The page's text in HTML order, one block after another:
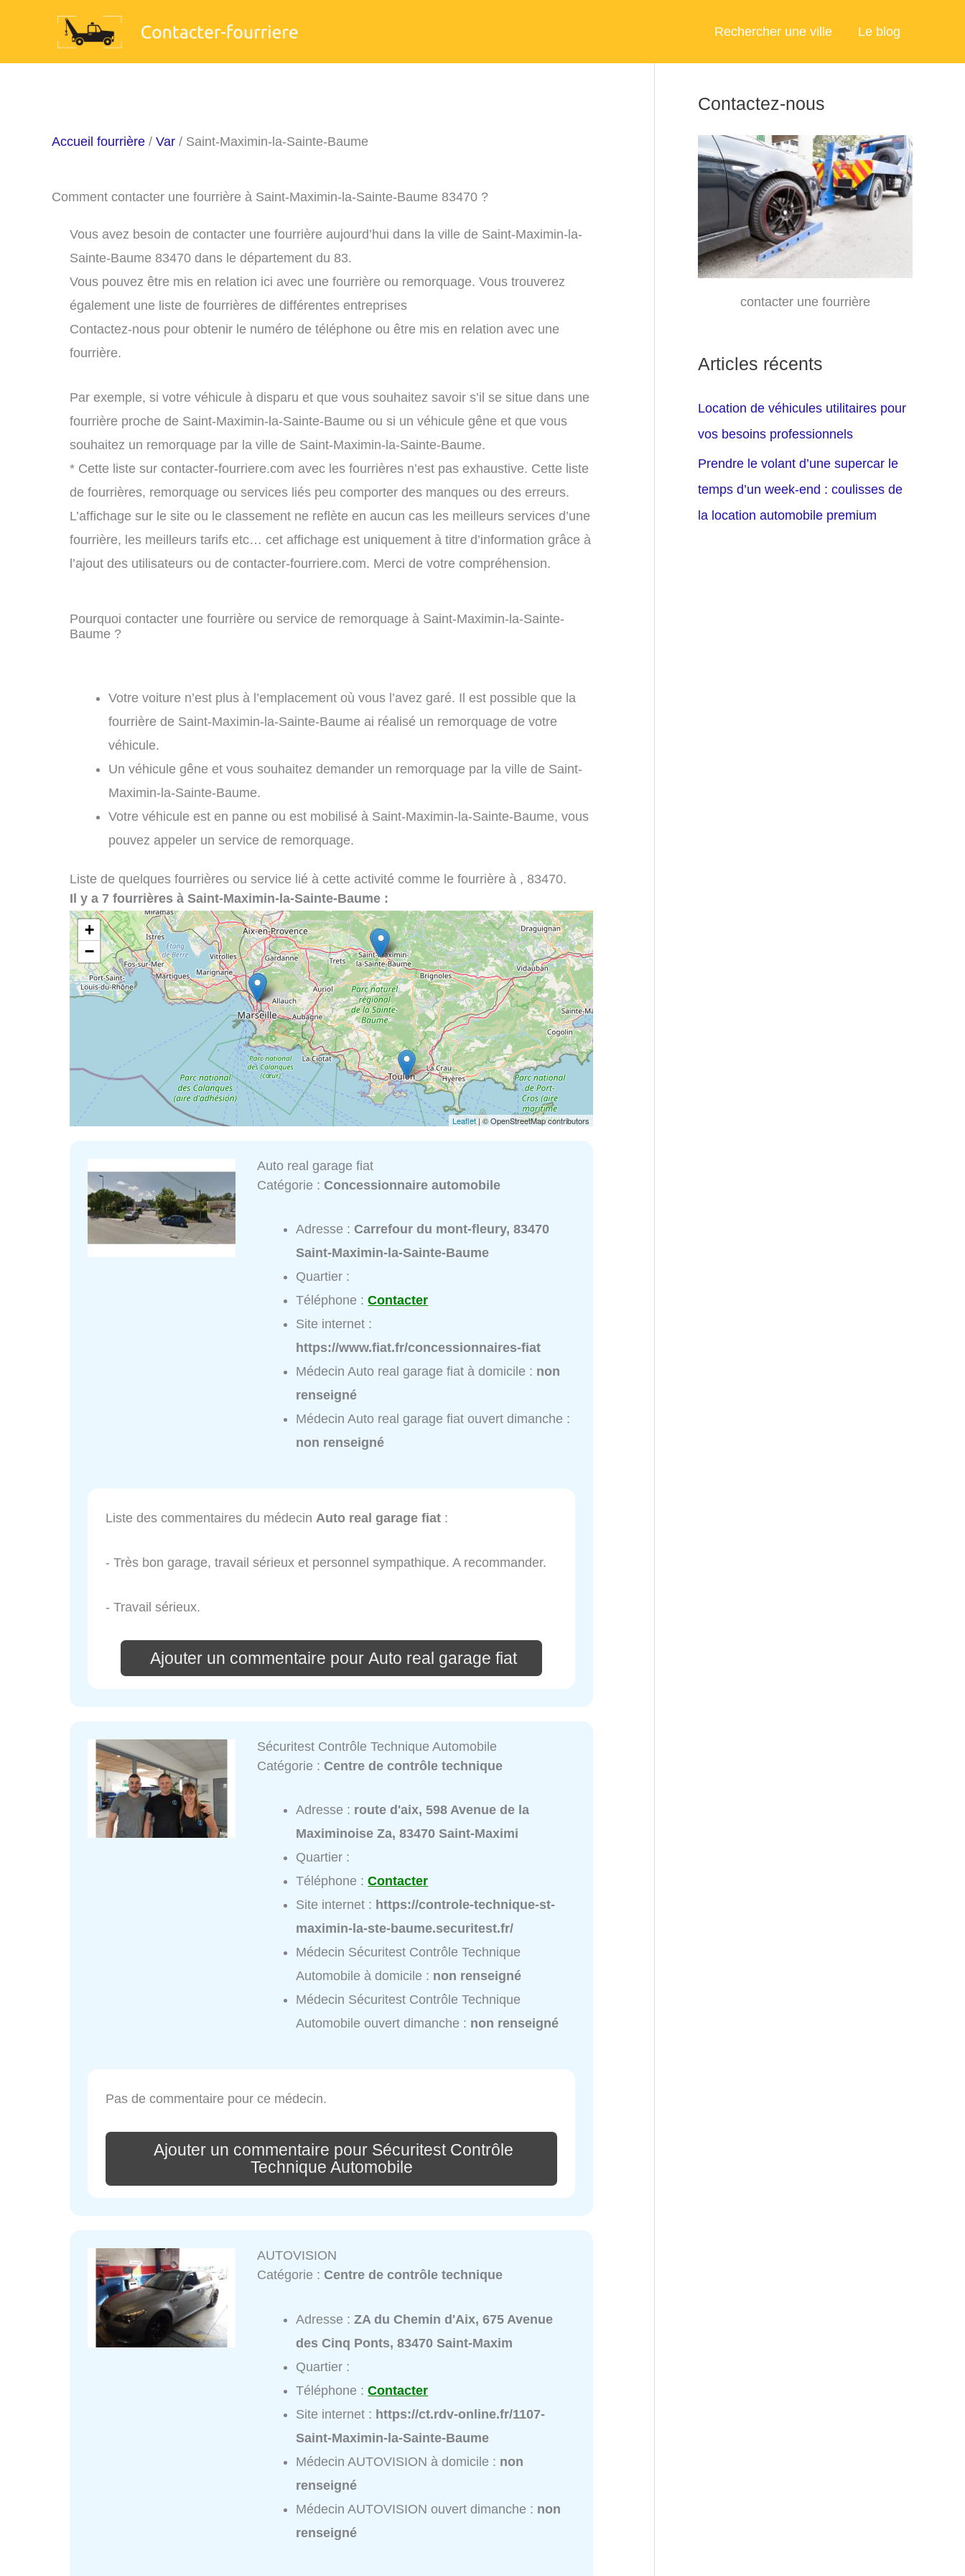
Rechercher une ville Le blog
Accueil fourrière / Var / Saint-Maximin-la-Sainte-Baume
Comment contacter une fourrière à Saint-Maximin-la-Sainte-Baume 83470 ?
Vous avez besoin de contacter une fourrière aujourd’hui dans la ville de Saint-Maximin-la-
Sainte-Baume 83470 dans le département du 83.
Vous pouvez être mis en relation ici avec une fourrière ou remorquage. Vous trouverez
également une liste de fourrières de différentes entreprises
Contactez-nous pour obtenir le numéro de téléphone ou être mis en relation avec une
fourrière.
Par exemple, si votre véhicule à disparu et que vous souhaitez savoir s’il se situe dans une
fourrière proche de Saint-Maximin-la-Sainte-Baume ou si un véhicule gêne et que vous
souhaitez un remorquage par la ville de Saint-Maximin-la-Sainte-Baume.
* Cette liste sur contacter-fourriere.com avec les fourrières n’est pas exhaustive. Cette liste
de fourrières, remorquage ou services liés peu comporter des manques ou des erreurs.
L’affichage sur le site ou le classement ne reflète en aucun cas les meilleurs services d’une
fourrière, les meilleurs tarifs etc… cet affichage est uniquement à titre d’information grâce à
l’ajout des utilisateurs ou de contacter-fourriere.com. Merci de votre compréhension.
Pourquoi contacter une fourrière ou service de remorquage à Saint-Maximin-la-Sainte-
Baume ?
Votre voiture n’est plus à l’emplacement où vous l’avez garé. Il est possible que la
fourrière de Saint-Maximin-la-Sainte-Baume ai réalisé un remorquage de votre
véhicule.
Un véhicule gêne et vous souhaitez demander un remorquage par la ville de Saint-
Maximin-la-Sainte-Baume.
Votre véhicule est en panne ou est mobilisé à Saint-Maximin-la-Sainte-Baume, vous
pouvez appeler un service de remorquage.
Liste de quelques fourrières ou service lié à cette activité comme le fourrière à , 83470.
Il y a 7 fourrières à Saint-Maximin-la-Sainte-Baume :
+
−
Leaflet | © OpenStreetMap contributors
Auto real garage fiat
Catégorie :Concessionnaire automobile
Adresse :Carrefour du mont-fleury, 83470
Saint-Maximin-la-Sainte-Baume
Quartier :
Téléphone :Contacter
Site internet :
https://www.fiat.fr/concessionnaires-fiat
Médecin Auto real garage fiat à domicile : non
renseigné
Médecin Auto real garage fiat ouvert dimanche :
non renseigné
Liste des commentaires du médecin Auto real garage fiat :
- Très bon garage, travail sérieux et personnel sympathique. A recommander.
- Travail sérieux.
Ajouter un commentaire pour Auto real garage fiat
Sécuritest Contrôle Technique Automobile
Catégorie :Centre de contrôle technique
Adresse : route d'aix, 598 Avenue de la
Maximinoise Za, 83470 Saint-Maximi
Quartier :
Téléphone :Contacter
Site internet : https://controle-technique-st-
maximin-la-ste-baume.securitest.fr/
Médecin Sécuritest Contrôle Technique
Automobile à domicile : non renseigné
Médecin Sécuritest Contrôle Technique
Automobile ouvert dimanche : non renseigné
Pas de commentaire pour ce médecin.
Ajouter un commentaire pour Sécuritest Contrôle
Technique Automobile
AUTOVISION
Catégorie :Centre de contrôle technique
Adresse :ZA du Chemin d'Aix, 675 Avenue
des Cinq Ponts, 83470 Saint-Maxim
Quartier :
Téléphone :Contacter
Site internet : https://ct.rdv-online.fr/1107-
Saint-Maximin-la-Sainte-Baume
Médecin AUTOVISION à domicile : non
renseigné
Médecin AUTOVISION ouvert dimanche : non
renseigné
Contactez-nous
contacter une fourrière
Articles récents
Location de véhicules utilitaires pour
vos besoins professionnels
Prendre le volant d’une supercar le
temps d’un week-end : coulisses de
la location automobile premium